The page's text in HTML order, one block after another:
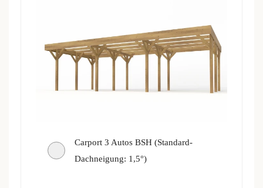
Carport 3 Autos BSH (Standard-
Dachneigung: 1,5°)